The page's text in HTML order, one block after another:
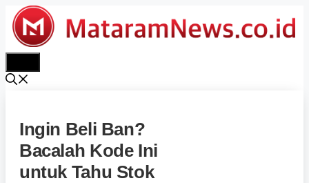
Langsung
ke
isi
Ingin Beli Ban?
Bacalah Kode Ini
untuk Tahu Stok